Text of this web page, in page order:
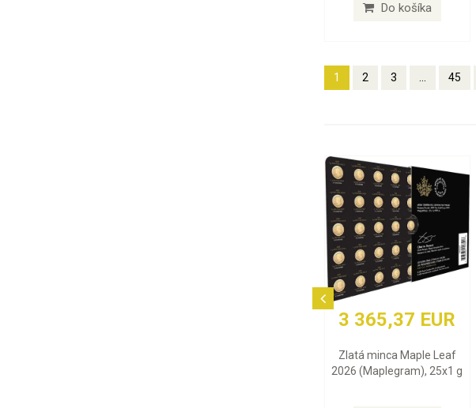
Do košíka
1 2 3 ... 45
3 365,37 EUR
Zlatá minca Maple Leaf
2026 (Maplegram), 25x1 g
2
Strieborný
Heraeus